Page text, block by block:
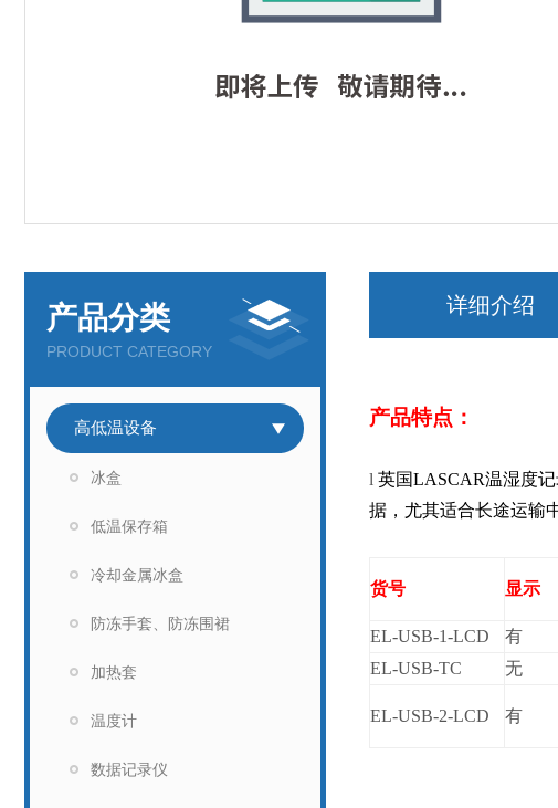
产品分类
PRODUCT CATEGORY
高低温设备
冰盒
低温保存箱
冷却金属冰盒
防冻手套、防冻围裙
加热套
温度计
数据记录仪
详细介绍
产品特点：
l 英国LASCAR温湿度
据，尤其适合长途运输
货号 显示
EL-USB-1-LCD
有
EL-USB-TC
无
EL-USB-2-LCD 有